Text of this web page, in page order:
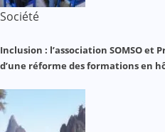
Société
Inclusion : l’association SOMSO
d’une réforme des formations en